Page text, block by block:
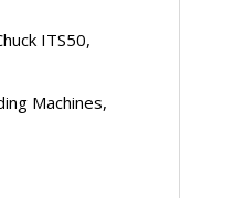
ITS50,
Machines,